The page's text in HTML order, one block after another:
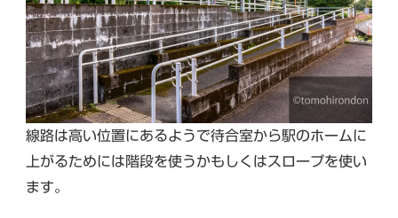
線路は高い位置にあるようで待合室から駅のホームに
上がるためには階段を使うかもしくはスロープを使い
ます。